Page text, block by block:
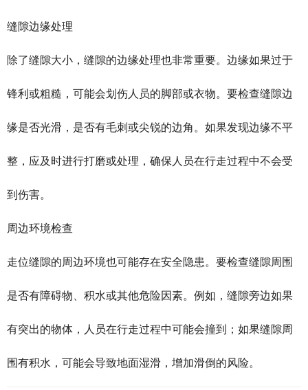
缝隙边缘处理
除了缝隙大小，缝隙的边缘处理也非常重要。边缘如果过于
锋利或粗糙，可能会划伤人员的脚部或衣物。要检查缝隙边
缘是否光滑，是否有毛刺或尖锐的边角。如果发现边缘不平
整，应及时进行打磨或处理，确保人员在行走过程中不会受
到伤害。
周边环境检查
走位缝隙的周边环境也可能存在安全隐患。要检查缝隙周围
是否有障碍物、积水或其他危险因素。例如，缝隙旁边如果
有突出的物体，人员在行走过程中可能会撞到；如果缝隙周
围有积水，可能会导致地面湿滑，增加滑倒的风险。